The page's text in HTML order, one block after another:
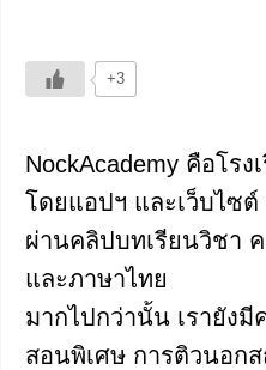
+3
NockAcademy คือโร
โดยแอปฯ และเว็บไซต์
ผ่านคลิปบทเรียนวิชา
และภาษาไทย
มากไปกว่านั้น เรายังมี
สอนพิเศษ การติวนอก